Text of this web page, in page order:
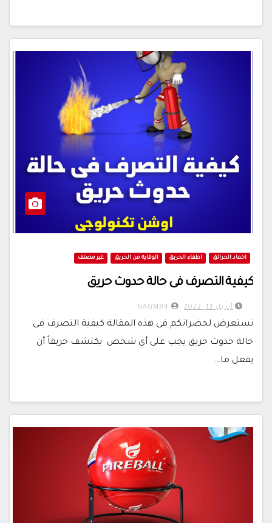
اخماد الحرائق اطفاء الحريق الوقاية من الحريق غير مصنف
كيفية التصرف فى حالة حدوث حريق
أبريل 13, 2022
نستعرض لحضراتكم فى هذه المقالة كيفية التصرف فى
حالة حدوث حريق يجب على أي شخص يكتشف حريقاً أن
يفعل ما…